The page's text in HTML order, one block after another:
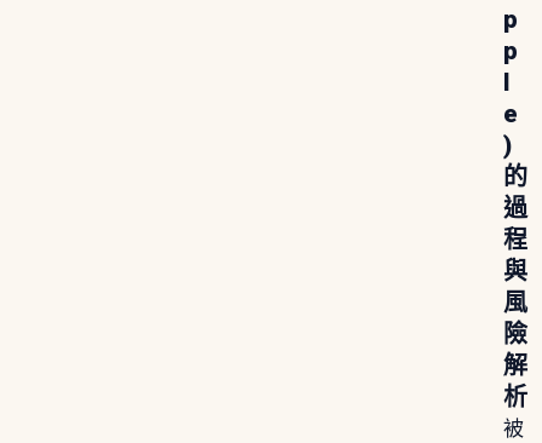
p
p
l
e
)
的
過
程
與
風
險
解
析
被